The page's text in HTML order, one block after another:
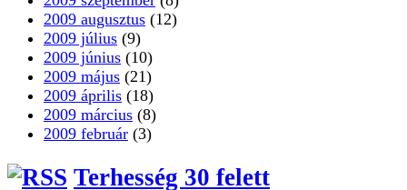
2009 augusztus (12)
2009 július (9)
2009 június (10)
2009 május (21)
2009 április (18)
2009 március (8)
2009 február (3)
Terhesség 30 felett